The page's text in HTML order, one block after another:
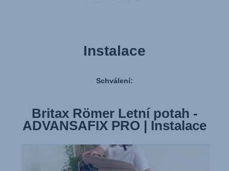
Instalace
Schválení:
Britax Römer Letní potah -
ADVANSAFIX PRO | Instalace